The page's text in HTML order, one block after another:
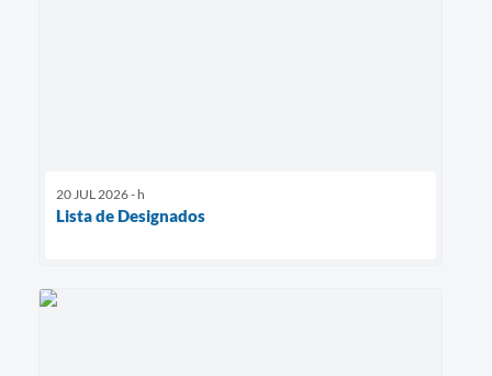
20 JUL 2026 - h
Lista de Designados